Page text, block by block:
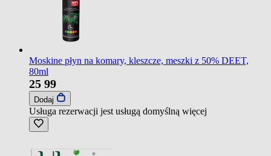
Moskine płyn na komary, kleszcze, meszki z 50% DEET,
80ml
25 99
Dodaj
Usługa rezerwacji jest usługą domyślną więcej